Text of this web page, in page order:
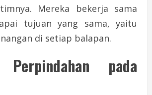
Mereka bekerja sama
tujuan yang sama, yaitu
di setiap balapan.
Perpindahan pada